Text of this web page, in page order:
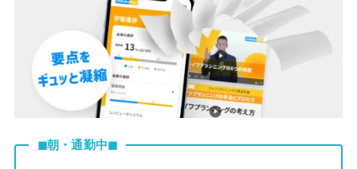
◼︎朝・通勤中◼︎